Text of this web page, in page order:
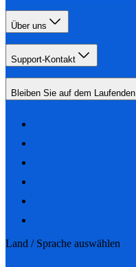
Über uns
Support-Kontakt
Bleiben Sie auf dem Laufenden
Land / Sprache auswählen